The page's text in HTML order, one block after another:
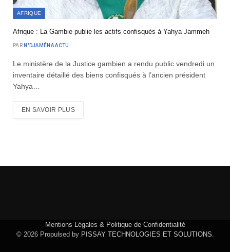
AFRIQUE
Afrique : La Gambie publie les actifs confisqués à Yahya Jammeh
PAR N'DJAMÉNA ACTU
Le ministère de la Justice gambien a rendu public vendredi un
inventaire détaillé des biens confisqués à l’ancien président
Yahya…
EN SAVOIR PLUS
Mentions Légales & Politique de Confidentialité
© 2026 Propulsed by PISSAY TECHNOLOGIES ET SOLUTIONS